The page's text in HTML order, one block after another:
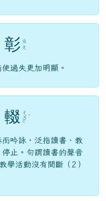
彰 ㄓ
ㄤ
過失更加明顯。
輟 ㄔ
ㄨ
ㄛ
ˋ
吟詠，泛指讀書、教
止。句謂讀書的聲音
學活動沒有間斷（2）